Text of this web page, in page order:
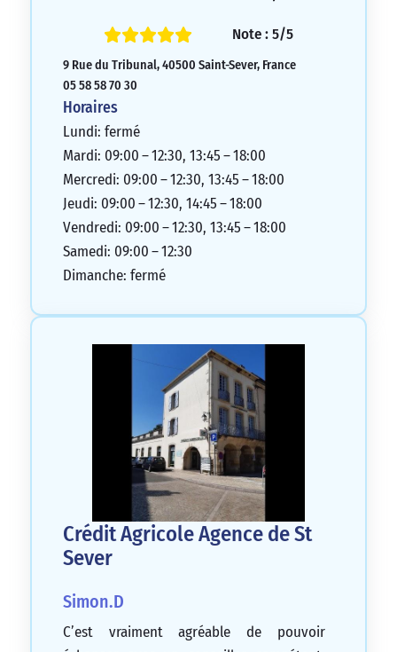
Note : 5/5
9 Rue du Tribunal, 40500 Saint-Sever, France
05 58 58 70 30
Horaires
Lundi: fermé
Mardi: 09:00 – 12:30, 13:45 – 18:00
Mercredi: 09:00 – 12:30, 13:45 – 18:00
Jeudi: 09:00 – 12:30, 14:45 – 18:00
Vendredi: 09:00 – 12:30, 13:45 – 18:00
Samedi: 09:00 – 12:30
Dimanche: fermé
Crédit Agricole Agence de St
Sever
Simon.D
C’est vraiment agréable de pouvoir